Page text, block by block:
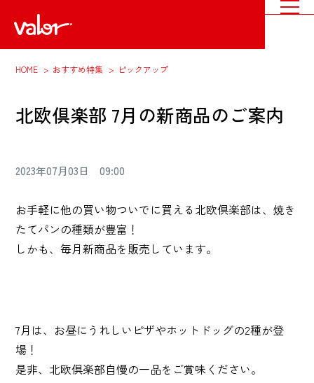
HOME おすすめ特集 ピックアップ
北欧倶楽部 7月の新商品のご案内
2023年07月03日 09:00
お手軽に他の買い物ついでに買える北欧倶楽部は、焼き
たてパンの種類が豊富！
しかも、毎月新商品を販売しています。
7月は、お昼にうれしいピザやホットドッグの2種が登
場！
是非、北欧倶楽部自慢の一品をご賞味ください。